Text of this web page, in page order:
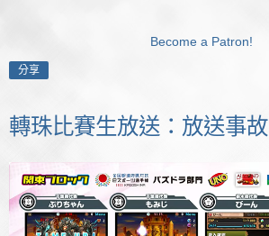
Become a Patron!
分享
轉珠比賽生放送：放送事故